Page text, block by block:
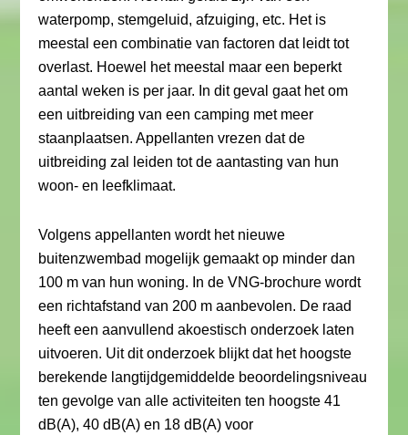
waterpomp, stemgeluid, afzuiging, etc. Het is
meestal een combinatie van factoren dat leidt tot
overlast. Hoewel het meestal maar een beperkt
aantal weken is per jaar. In dit geval gaat het om
een uitbreiding van een camping met meer
staanplaatsen. Appellanten vrezen dat de
uitbreiding zal leiden tot de aantasting van hun
woon- en leefklimaat.
Volgens appellanten wordt het nieuwe
buitenzwembad mogelijk gemaakt op minder dan
100 m van hun woning. In de VNG-brochure wordt
een richtafstand van 200 m aanbevolen. De raad
heeft een aanvullend akoestisch onderzoek laten
uitvoeren. Uit dit onderzoek blijkt dat het hoogste
berekende langtijdgemiddelde beoordelingsniveau
ten gevolge van alle activiteiten ten hoogste 41
dB(A), 40 dB(A) en 18 dB(A) voor